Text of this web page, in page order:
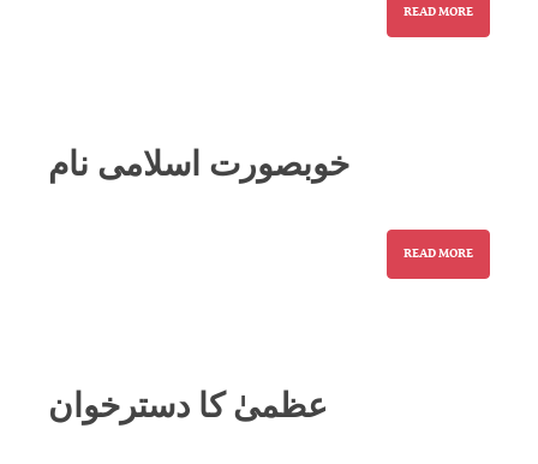
READ MORE
خوبصورت اسلامی نام
READ MORE
عظمیٰ کا دسترخوان